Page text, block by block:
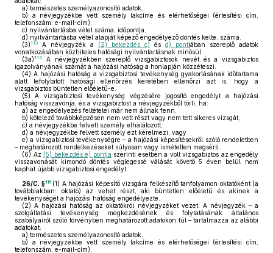
a) természetes személyazonosító adatok,
b) a névjegyzékbe vett személy lakcíme és elérhetőségei (értesítési cím,
telefonszám, e-mail-cím),
c) nyilvántartásba vétel száma, időpontja,
d) nyilvántartásba vétel alapját képező engedélyező döntés kelte, száma.
(3) 113 A névjegyzék a (2) bekezdés c) és d) pontjában szereplő adatok
vonatkozásában közhiteles hatósági nyilvántartásnak minősül.
(3a) 114
A névjegyzékben szereplő vizsgabiztosok nevét és a vizsgabiztos
igazolványának számát a hajózási hatóság a honlapján közzéteszi.
(4) A hajózási hatóság a vizsgabiztosi tevékenység gyakorlásának időtartama
alatt lefolytatott hatósági ellenőrzés keretében ellenőrzi azt is, hogy a
vizsgabiztos büntetlen előéletű-e.
(5) A vizsgabiztosi tevékenység végzésére jogosító engedélyt a hajózási
hatóság visszavonja, és a vizsgabiztost a névjegyzékből törli, ha:
a) az engedélyezés feltételei már nem állnak fenn,
b) kötelező továbbképzésen nem vett részt vagy nem tett sikeres vizsgát,
c) a névjegyzékbe felvett személy elhalálozott,
d) a névjegyzékbe felvett személy ezt kérelmezi, vagy
e) a vizsgabiztosi tevékenységre – a hajózási képesítésekről szóló rendeletben
– meghatározott rendelkezéseket súlyosan vagy ismételten megsérti.
(6) Az (5) bekezdés e) pontja szerinti esetben a volt vizsgabiztos az engedély
visszavonását kimondó döntés véglegessé válását követő 5 éven belül nem
kaphat újabb vizsgabiztosi engedélyt.
26/C. §115 (1) A hajózási képesítő vizsgára felkészítő tanfolyamon oktatóként (a
továbbiakban: oktató) az vehet részt, aki büntetlen előéletű és akinek a
tevékenységét a hajózási hatóság engedélyezte.
(2) A hajózási hatóság az oktatókról névjegyzéket vezet. A névjegyzék – a
szolgáltatási tevékenység megkezdésének és folytatásának általános
szabályairól szóló törvényben meghatározott adatokon túl – tartalmazza az alábbi
adatokat:
a) természetes személyazonosító adatok,
b) a névjegyzékbe vett személy lakcíme és elérhetőségei (értesítési cím,
telefonszám, e-mail-cím),